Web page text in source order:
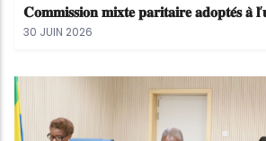
𝐂𝐨𝐦𝐦𝐢𝐬𝐬𝐢𝐨𝐧 𝐦𝐢𝐱𝐭𝐞 𝐩𝐚𝐫𝐢𝐭𝐚𝐢𝐫𝐞 𝐚𝐝𝐨𝐩𝐭𝐞́𝐬 𝐚̀
30 JUIN 2026